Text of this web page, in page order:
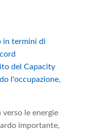
in termini di
del Capacity
l'occupazione,
verso le energie
importante,